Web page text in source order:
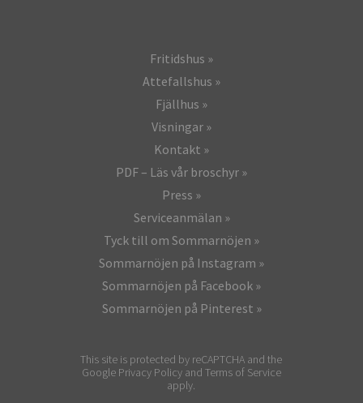
Fritidshus
Attefallshus
Fjällhus
Visningar
Kontakt
PDF – Läs vår broschyr
Press
Serviceanmälan
Tyck till om Sommarnöjen
Sommarnöjen på Instagram
Sommarnöjen på Facebook
Sommarnöjen på Pinterest
This site is protected by reCAPTCHA and the
Google Privacy Policy and Terms of Service
apply.